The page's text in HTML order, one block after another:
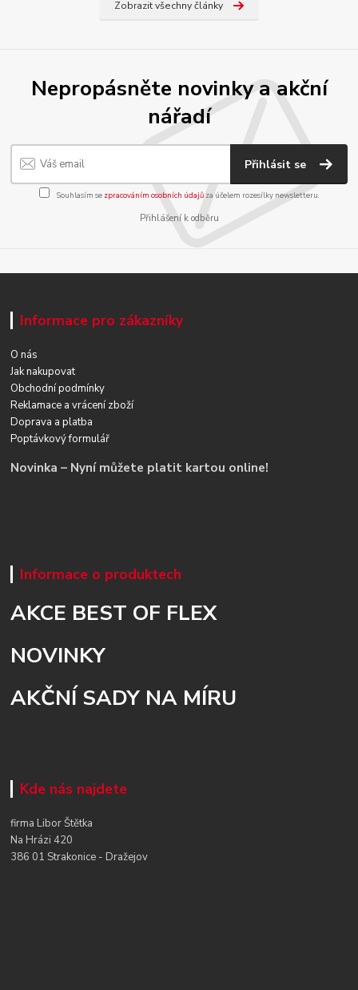
Zobrazit všechny články
Nepropásněte novinky a akční
nářadí
Přihlásit se
Souhlasím se zpracováním osobních údajůza účelem rozesílky newsletteru.
Přihlášení k odběru
Informace pro zákazníky
O nás
Jak nakupovat
Obchodní podmínky
Reklamace a vrácení zboží
Doprava a platba
Poptávkový formulář
Novinka – Nyní můžete platit kartou online!
Informace o produktech
AKCE BEST OF FLEX
NOVINKY
AKČNÍ SADY NA MÍRU
Kde nás najdete
firma Libor Štětka
Na Hrázi 420
386 01 Strakonice - Dražejov